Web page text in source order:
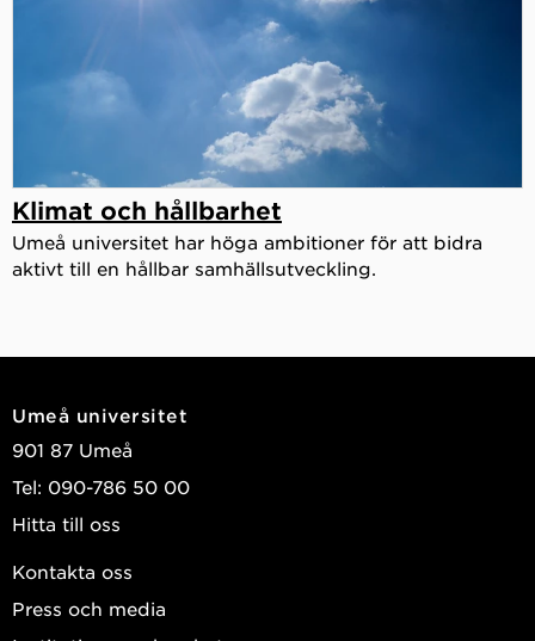
Klimat och hållbarhet
Umeå universitet har höga ambitioner för att bidra
aktivt till en hållbar samhällsutveckling.
Umeå universitet
901 87 Umeå
Tel: 090-786 50 00
Hitta till oss
Kontakta oss
Press och media